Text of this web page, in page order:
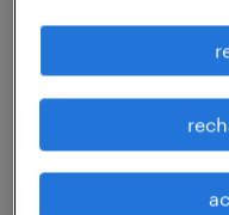
Reino Unido
Unidos (62%) y
a otros países de
se encuentra en
treinta y, últimos